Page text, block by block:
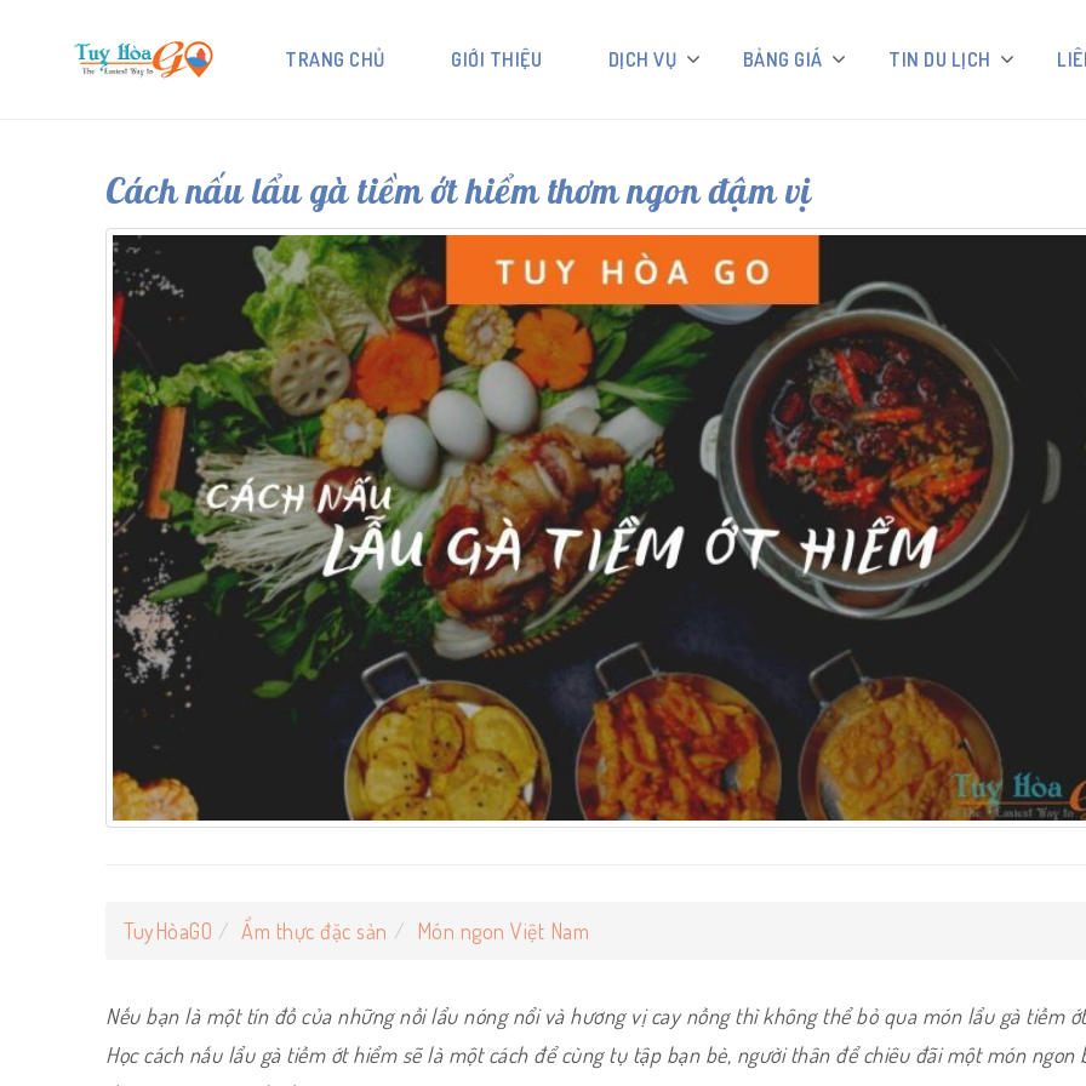
TRANG CHỦ GIỚI THIỆU DỊCH VỤ BẢNG GIÁ TIN DU LỊCH
Cách nấu lẩu gà tiềm ớt hiểm thơm ngon đậm vị
TuyHòaGO Ẩm thực đặc sản Món ngon Việt Nam
Nếu bạn là một tín đồ của những nồi lẩu nóng nổi và hương vị cay nồng thì không thể bỏ qua món lẩu gà tiềm
Học cách nấu lẩu gà tiềm ớt hiểm sẽ là một cách để cùng tụ tập bạn bè, người thân để chiêu đãi một món ngon